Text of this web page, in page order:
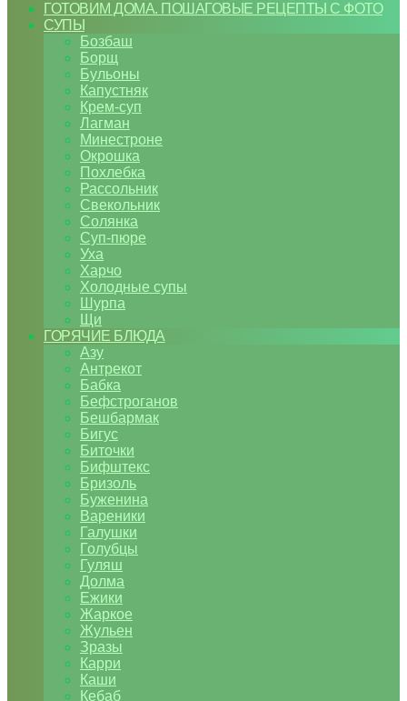
ГОТОВИМ ДОМА. ПОШАГОВЫЕ РЕЦЕПТЫ С ФОТО
СУПЫ
Бозбаш
Борщ
Бульоны
Капустняк
Крем-суп
Лагман
Минестроне
Окрошка
Похлебка
Рассольник
Свекольник
Солянка
Суп-пюре
Уха
Харчо
Холодные супы
Шурпа
Щи
ГОРЯЧИЕ БЛЮДА
Азу
Антрекот
Бабка
Бефстроганов
Бешбармак
Бигус
Биточки
Бифштекс
Бризоль
Буженина
Вареники
Галушки
Голубцы
Гуляш
Долма
Ежики
Жаркое
Жульен
Зразы
Карри
Каши
Кебаб